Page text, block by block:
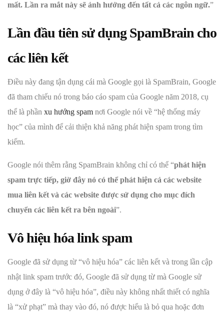
mất. Lần ra mắt này sẽ ảnh hưởng đến tất cả các ngôn ngữ.”
Lần đầu tiên sử dụng SpamBrain cho
các liên kết
Điều này đang tận dụng cái mà Google gọi là SpamBrain, Google
đã tham chiếu nó trong báo cáo spam của Google năm 2018, cụ
thể là phần xu hướng spam nơi Google nói về “hệ thống máy
học” của mình để cải thiện khả năng phát hiện spam trong tìm
kiếm.
Google nói thêm rằng SpamBrain không chỉ có thể “phát hiện
spam trực tiếp, giờ đây nó có thể phát hiện cả các website
mua liên kết và các website được sử dụng cho mục đích
chuyển các liên kết ra bên ngoài”.
Vô hiệu hóa link spam
Google đã sử dụng từ “vô hiệu hóa” các liên kết và trong lần cập
nhật link spam trước đó, Google đã sử dụng từ mà Google sử
dụng ở đây là “vô hiệu hóa”, điều này không nhất thiết có nghĩa
là “xử phạt” mà thay vào đó, nó được hiểu là bỏ qua hoặc đơn